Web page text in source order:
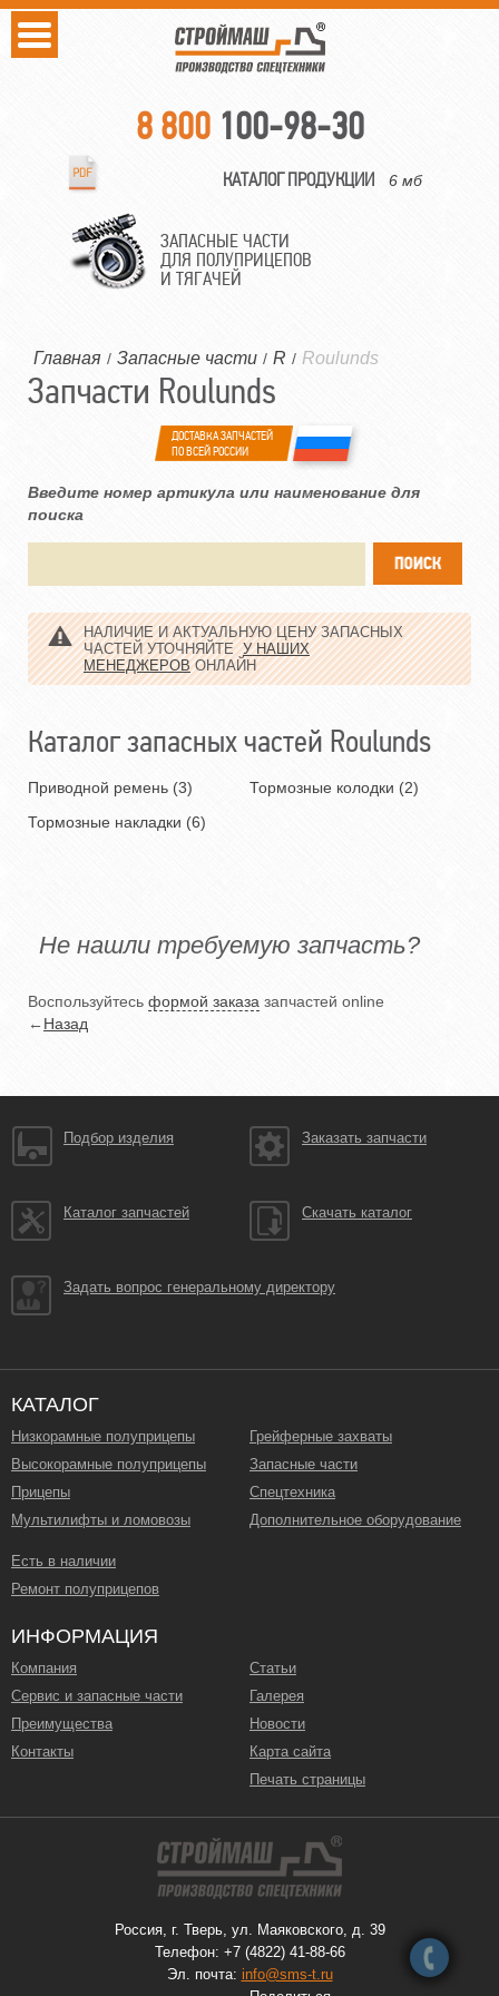
8 800 100-98-30
КАТАЛОГ ПРОДУКЦИИ 6 мб
ЗАПАСНЫЕ ЧАСТИ
ДЛЯ ПОЛУПРИЦЕПОВ
И ТЯГАЧЕЙ
Главная / Запасные части / R / Roulunds
Запчасти Roulunds
ДОСТАВКА ЗАПЧАСТЕЙ
ПО ВСЕЙ РОССИИ
Введите номер артикула или наименование для
поиска
НАЛИЧИЕ И АКТУАЛЬНУЮ ЦЕНУ ЗАПАСНЫХ
ЧАСТЕЙ УТОЧНЯЙТЕУ НАШИХ
МЕНЕДЖЕРОВОНЛАЙН
Каталог запасных частей Roulunds
Приводной ремень (3)
Тормозные колодки (2)
Тормозные накладки (6)
Не нашли требуемую запчасть?
Воспользуйтесь формой заказа запчастей online
←Назад
Подбор изделия Заказать запчасти
Каталог запчастей Скачать каталог
Задать вопрос генеральному директору
КАТАЛОГ
Низкорамные полуприцепы
Высокорамные полуприцепы
Прицепы
Мультилифты и ломовозы
Грейферные захваты
Запасные части
Спецтехника
Дополнительное оборудование
Есть в наличии
Ремонт полуприцепов
ИНФОРМАЦИЯ
Компания
Сервис и запасные части
Преимущества
Контакты
Статьи
Галерея
Новости
Карта сайта
Печать страницы
Россия, г. Тверь, ул. Маяковского, д. 39
Телефон: +7 (4822) 41-88-66
Эл. почта: info@sms-t.ru